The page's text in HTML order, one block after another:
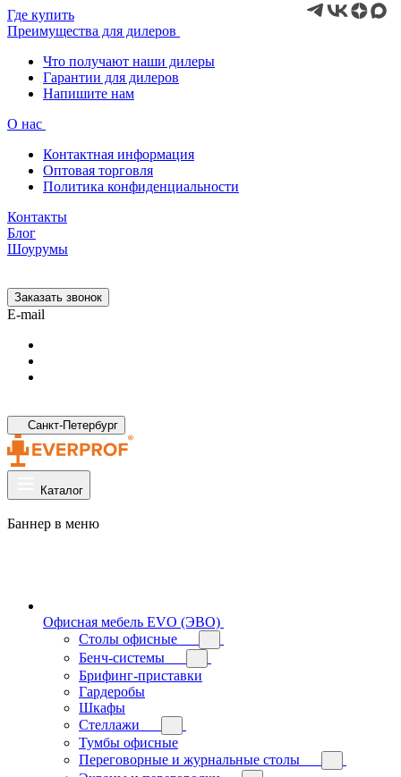
Где купить
Преимущества для дилеров
Что получают наши дилеры
Гарантии для дилеров
Напишите нам
О нас
Контактная информация
Оптовая торговля
Политика конфиденциальности
Контакты
Блог
Шоурумы
Заказать звонок
E-mail
Санкт-Петербург
Каталог
Баннер в меню
Офисная мебель EVO (ЭВО)
Cтолы офисные
Бенч-системы
Брифинг-приставки
Гардеробы
Шкафы
Стеллажи
Тумбы офисные
Переговорные и журнальные столы